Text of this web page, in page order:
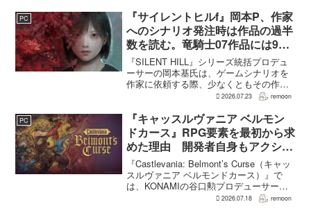
は、ゲーム総合プロデューサーの二見鷹
介氏が...
PC
『サイレントヒルf』岡本P、作家
へのシナリオ発注時は作品の過半
数を読む。竜騎士07作品には9割
以上目を通す
『SILENT HILL』シリーズ統括プロデュ
ーサーの岡本基氏は、ゲームシナリオを
作家に依頼する際、少なくともその作家
の作品の過半数に目を通すという。作家
たうえで物語を任せるためだ。電ファミ
ニコゲーマーが...
2026.07.23 remoon
PC
『キャッスルヴァニア ベルモン
ドカース』RPG要素を最初から求
めた理由 開発者自身もアクショ
ンのつらさを実感
『Castlevania: Belmont’s Curse（キャッ
スルヴァニア ベルモンドカース）』で
は、KONAMIの谷口勲プロデューサー
が、レベルアップを含むRPG的システム
2026.07.18 remoon